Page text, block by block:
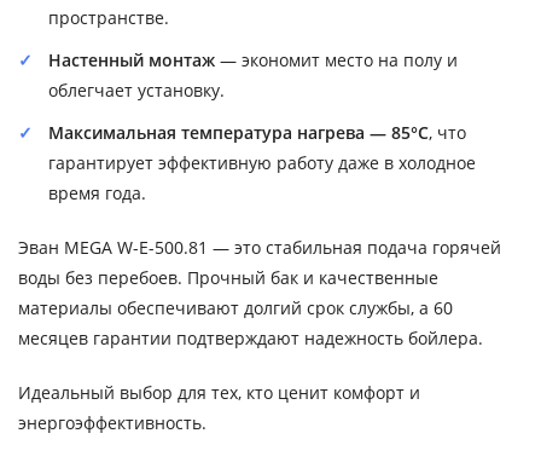
пространстве.
Настенный монтаж — экономит место на полу и
облегчает установку.
Максимальная температура нагрева — 85°C, что
гарантирует эффективную работу даже в холодное
время года.
Эван MEGA W-E-500.81 — это стабильная подача горячей
воды без перебоев. Прочный бак и качественные
материалы обеспечивают долгий срок службы, а 60
месяцев гарантии подтверждают надежность бойлера.
Идеальный выбор для тех, кто ценит комфорт и
энергоэффективность.